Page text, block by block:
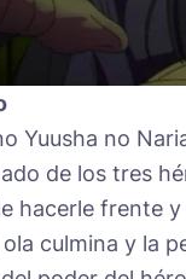
Yuusha no
de los tres
hacerle frente
culmina y la